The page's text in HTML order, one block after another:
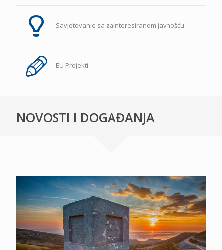
Savjetovanje sa zainteresiranom javnošću
EU Projekti
NOVOSTI I DOGAĐANJA